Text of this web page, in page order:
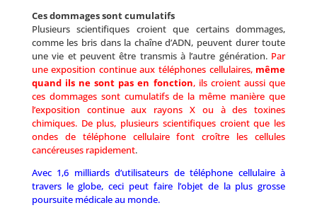
Ces dommages sont cumulatifs
Plusieurs scientifiques croient que certains dommages,
comme les bris dans la chaîne d’ADN, peuvent durer toute
une vie et peuvent être transmis à l’autre génération. Par
une exposition continue aux téléphones cellulaires, même
quand ils ne sont pas en fonction, ils croient aussi que
ces dommages sont cumulatifs de la même manière que
l’exposition continue aux rayons X ou à des toxines
chimiques. De plus, plusieurs scientifiques croient que les
ondes de téléphone cellulaire font croître les cellules
cancéreuses rapidement.
Avec 1,6 milliards d’utilisateurs de téléphone cellulaire à
travers le globe, ceci peut faire l’objet de la plus grosse
poursuite médicale au monde.